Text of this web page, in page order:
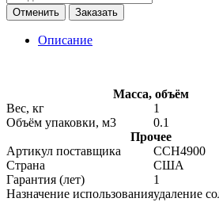
Отменить Заказать
Описание
Масса, объём
Вес, кг
1
Объём упаковки, м3
0.1
Прочее
Артикул поставщика
CCH4900
Страна
США
Гарантия (лет)
1
Назначение использованияудаление